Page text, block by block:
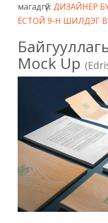
магадгүй: ДИЗАЙНЕР
ЁСТОЙ 9-Н ШИЛДЭГ
Mock Up